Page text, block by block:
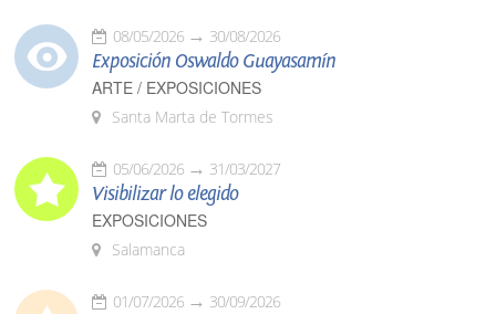
08/05/2026 30/08/2026
Exposición Oswaldo Guayasamín
ARTE / EXPOSICIONES
Santa Marta de Tormes
05/06/2026 31/03/2027
Visibilizar lo elegido
EXPOSICIONES
Salamanca
01/07/2026 30/09/2026